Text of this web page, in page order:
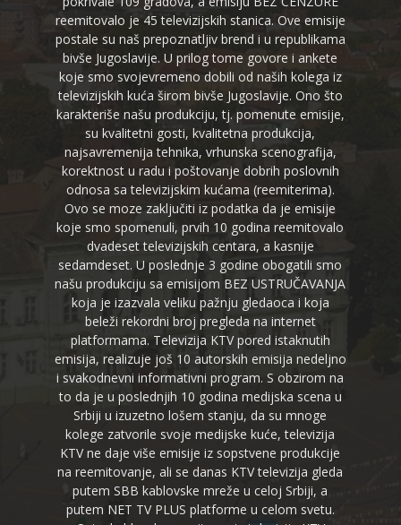
reemitovalo je 45 televizijskih stanica. Ove emisije
postale su naš prepoznatljiv brend i u republikama
bivše Jugoslavije. U prilog tome govore i ankete
koje smo svojevremeno dobili od naših kolega iz
televizijskih kuća širom bivše Jugoslavije. Ono što
karakteriše našu produkciju, tj. pomenute emisije,
su kvalitetni gosti, kvalitetna produkcija,
najsavremenija tehnika, vrhunska scenografija,
korektnost u radu i poštovanje dobrih poslovnih
odnosa sa televizijskim kućama (reemiterima).
Ovo se moze zaključiti iz podatka da je emisije
koje smo spomenuli, prvih 10 godina reemitovalo
dvadeset televizijskih centara, a kasnije
sedamdeset. U poslednje 3 godine obogatili smo
našu produkciju sa emisijom BEZ USTRUČAVANJA
koja je izazvala veliku pažnju gledaoca i koja
beleži rekordni broj pregleda na internet
platformama. Televizija KTV pored istaknutih
emisija, realizuje još 10 autorskih emisija nedeljno
i svakodnevni informativni program. S obzirom na
to da je u poslednjih 10 godina medijska scena u
Srbiji u izuzetno lošem stanju, da su mnoge
kolege zatvorile svoje medijske kuće, televizija
KTV ne daje više emisije iz sopstvene produkcije
na reemitovanje, ali se danas KTV televizija gleda
putem SBB kablovske mreže u celoj Srbiji, a
putem NET TV PLUS platforme u celom svetu.